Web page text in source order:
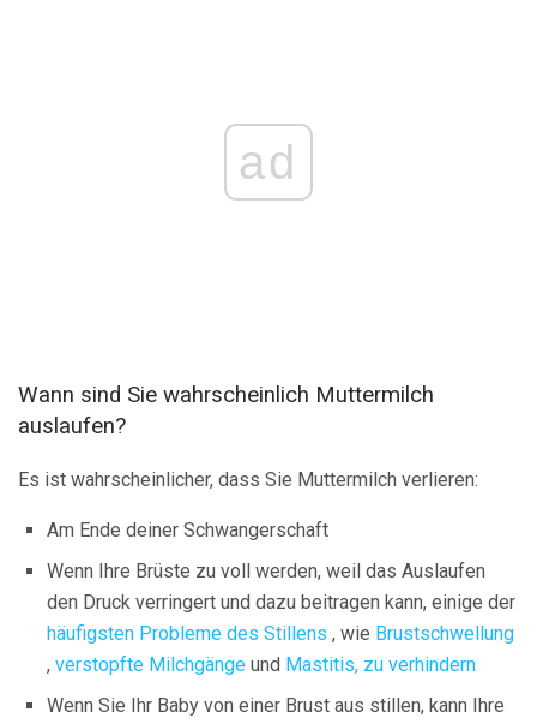
ad
Wann sind Sie wahrscheinlich Muttermilch
auslaufen?
Es ist wahrscheinlicher, dass Sie Muttermilch verlieren:
Am Ende deiner Schwangerschaft
Wenn Ihre Brüste zu voll werden, weil das Auslaufen
den Druck verringert und dazu beitragen kann, einige der
häufigsten Probleme des Stillens , wie Brustschwellung
, verstopfte Milchgänge und Mastitis, zu verhindern
Wenn Sie Ihr Baby von einer Brust aus stillen, kann Ihre